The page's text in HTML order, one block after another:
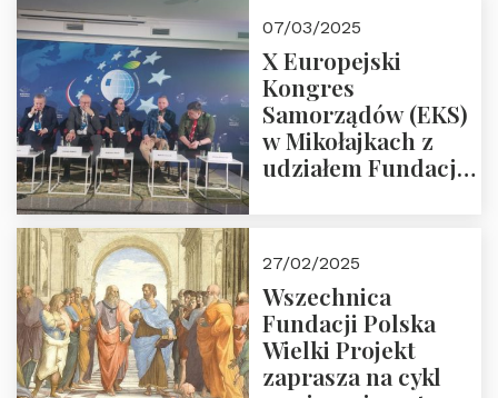
07/03/2025
X Europejski
Kongres
Samorządów (EKS)
w Mikołajkach z
udziałem Fundacji
27/02/2025
Wszechnica
Fundacji Polska
Wielki Projekt
zaprasza na cykl